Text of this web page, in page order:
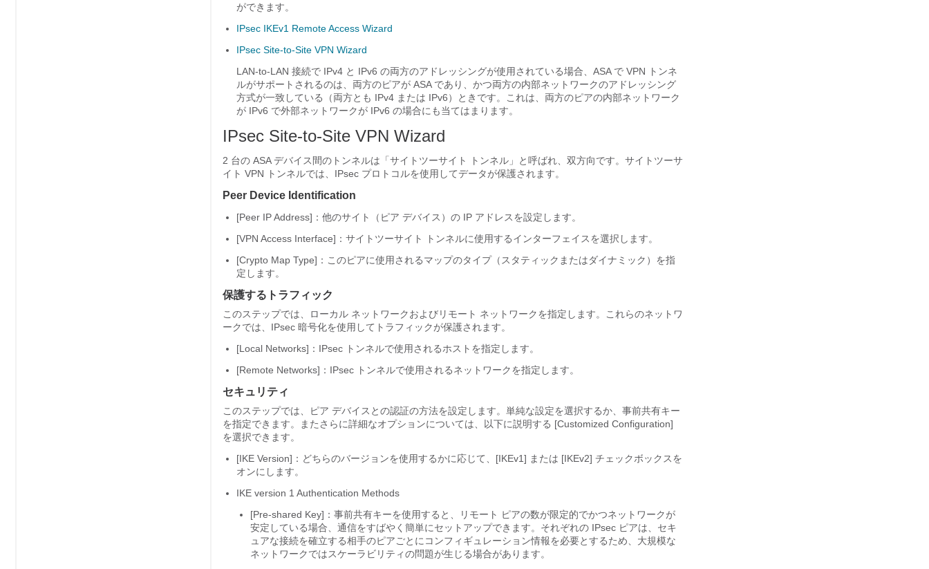
ができます。
IPsec IKEv1 Remote Access Wizard
IPsec Site-to-Site VPN Wizard
LAN-to-LAN 接続で IPv4 と IPv6 の両方のアドレッシングが使用されている場合、ASA で VPN トンネ
ルがサポートされるのは、両方のピアが ASA であり、かつ両方の内部ネットワークのアドレッシング
方式が一致している（両方とも IPv4 または IPv6）ときです。これは、両方のピアの内部ネットワーク
が IPv6 で外部ネットワークが IPv6 の場合にも当てはまります。
IPsec Site-to-Site VPN Wizard
2 台の ASA デバイス間のトンネルは「サイトツーサイト トンネル」と呼ばれ、双方向です。サイトツーサ
イト VPN トンネルでは、IPsec プロトコルを使用してデータが保護されます。
Peer Device Identification
[Peer IP Address]：他のサイト（ピア デバイス）の IP アドレスを設定します。
[VPN Access Interface]：サイトツーサイト トンネルに使用するインターフェイスを選択します。
[Crypto Map Type]：このピアに使用されるマップのタイプ（スタティックまたはダイナミック）を指
定します。
保護するトラフィック
このステップでは、ローカル ネットワークおよびリモート ネットワークを指定します。これらのネットワ
ークでは、IPsec 暗号化を使用してトラフィックが保護されます。
[Local Networks]：IPsec トンネルで使用されるホストを指定します。
[Remote Networks]：IPsec トンネルで使用されるネットワークを指定します。
セキュリティ
このステップでは、ピア デバイスとの認証の方法を設定します。単純な設定を選択するか、事前共有キー
を指定できます。またさらに詳細なオプションについては、以下に説明する [Customized Configuration]
を選択できます。
[IKE Version]：どちらのバージョンを使用するかに応じて、[IKEv1] または [IKEv2] チェックボックスを
オンにします。
IKE version 1 Authentication Methods
[Pre-shared Key]：事前共有キーを使用すると、リモート ピアの数が限定的でかつネットワークが
安定している場合、通信をすばやく簡単にセットアップできます。それぞれの IPsec ピアは、セキ
ュアな接続を確立する相手のピアごとにコンフィギュレーション情報を必要とするため、大規模な
ネットワークではスケーラビリティの問題が生じる場合があります。